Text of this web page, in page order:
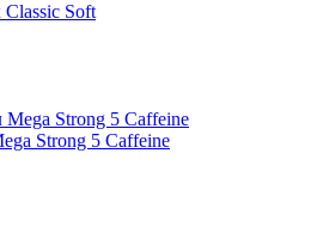
Classic Soft
Strong 5 Caffeine